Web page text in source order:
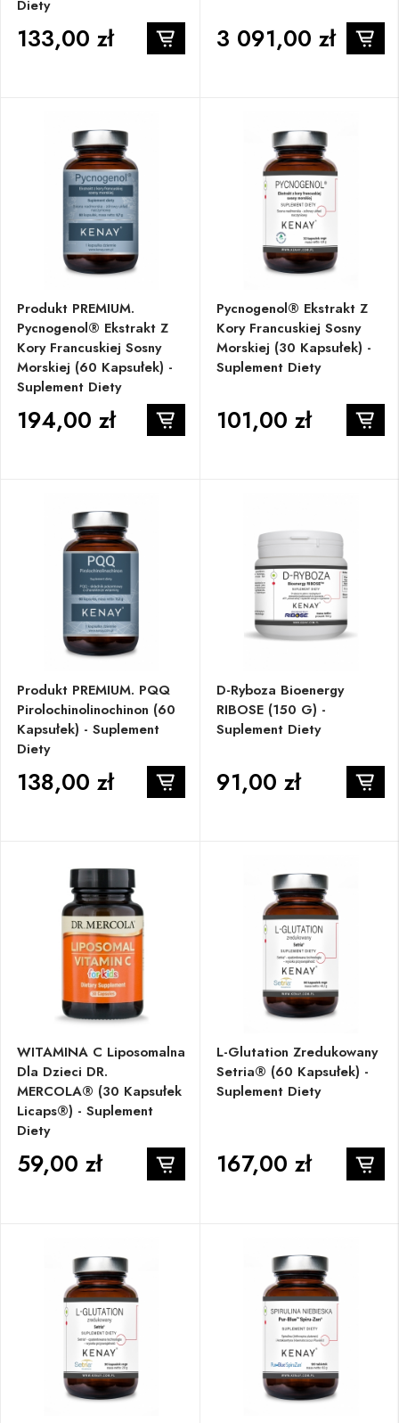
Diety
133,00 zł 3 091,00 zł
Produkt PREMIUM.
Pycnogenol® Ekstrakt Z
Kory Francuskiej Sosny
Morskiej (60 Kapsułek) -
Suplement Diety
194,00 zł
Pycnogenol® Ekstrakt Z
Kory Francuskiej Sosny
Morskiej (30 Kapsułek) -
Suplement Diety
101,00 zł
Produkt PREMIUM. PQQ
Pirolochinolinochinon (60
Kapsułek) - Suplement
Diety
138,00 zł
D-Ryboza Bioenergy
RIBOSE (150 G) -
Suplement Diety
91,00 zł
WITAMINA C Liposomalna
Dla Dzieci DR.
MERCOLA® (30 Kapsułek
Licaps®) - Suplement
Diety
59,00 zł
L-Glutation Zredukowany
Setria® (60 Kapsułek) -
Suplement Diety
167,00 zł